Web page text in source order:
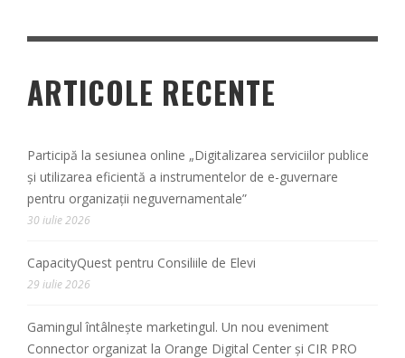
ARTICOLE RECENTE
Participă la sesiunea online „Digitalizarea serviciilor publice
și utilizarea eficientă a instrumentelor de e-guvernare
pentru organizații neguvernamentale”
30 iulie 2026
CapacityQuest pentru Consiliile de Elevi
29 iulie 2026
Gamingul întâlnește marketingul. Un nou eveniment
Connector organizat la Orange Digital Center și CIR PRO